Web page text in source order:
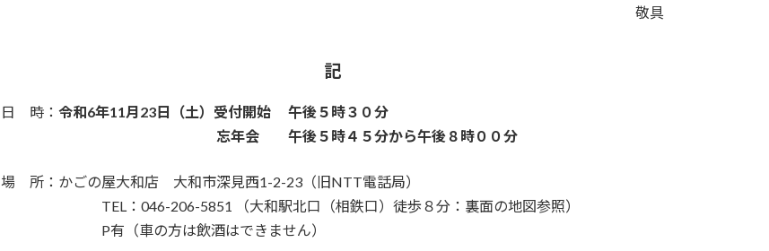
敬具
記
日 時： 令和6年11月23日（土）受付開始 午後５時３０分
忘年会 午後５時４５分から午後８時００分
場 所：かごの屋大和店 大和市深見西1-2-23（旧NTT電話局）
TEL：046-206-5851 （大和駅北口（相鉄口）徒歩８分：裏面の地図参照）
P有（車の方は飲酒はできません）